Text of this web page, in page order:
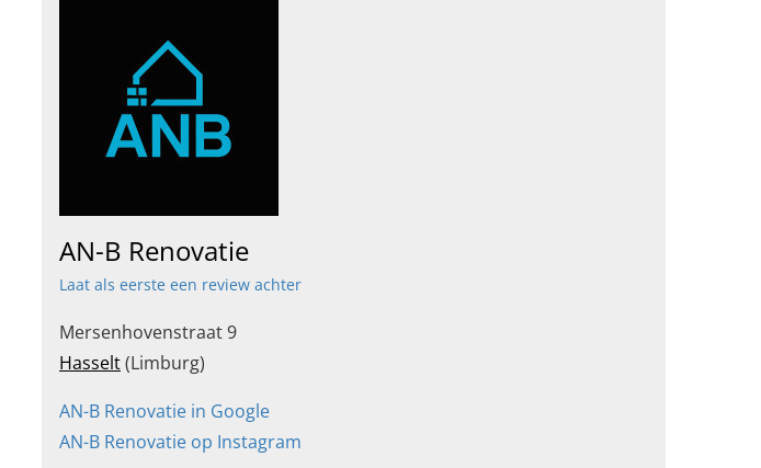
AN-B Renovatie
Laat als eerste een review achter
Mersenhovenstraat 9
Hasselt(Limburg)
AN-B Renovatie in Google
AN-B Renovatie op Instagram